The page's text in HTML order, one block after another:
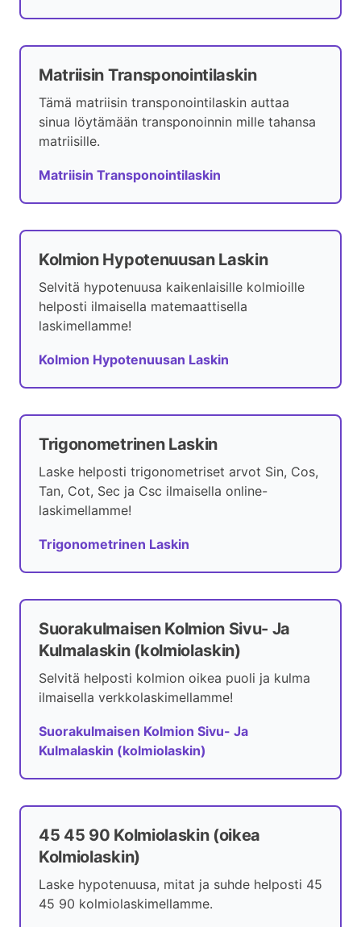
Matriisin Transponointilaskin
Tämä matriisin transponointilaskin auttaa
sinua löytämään transponoinnin mille tahansa
matriisille.
Matriisin Transponointilaskin
Kolmion Hypotenuusan Laskin
Selvitä hypotenuusa kaikenlaisille kolmioille
helposti ilmaisella matemaattisella
laskimellamme!
Kolmion Hypotenuusan Laskin
Trigonometrinen Laskin
Laske helposti trigonometriset arvot Sin, Cos,
Tan, Cot, Sec ja Csc ilmaisella online-
laskimellamme!
Trigonometrinen Laskin
Suorakulmaisen Kolmion Sivu- Ja
Kulmalaskin (kolmiolaskin)
Selvitä helposti kolmion oikea puoli ja kulma
ilmaisella verkkolaskimellamme!
Suorakulmaisen Kolmion Sivu- Ja
Kulmalaskin (kolmiolaskin)
45 45 90 Kolmiolaskin (oikea
Kolmiolaskin)
Laske hypotenuusa, mitat ja suhde helposti 45
45 90 kolmiolaskimellamme.